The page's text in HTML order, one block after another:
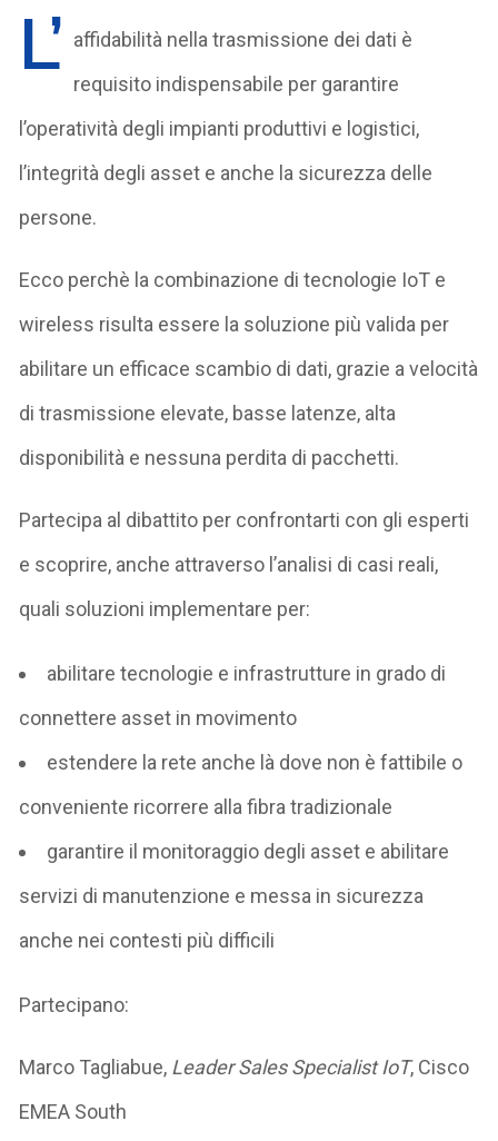
L’ affidabilità nellatrasmissione dei dati è
requisito indispensabile per garantire
l’operatività degli impianti produttivi e logistici,
l’integrità degli asset e anche la sicurezza delle
persone.
Ecco perchè la combinazione ditecnologie IoT e
wireless risulta essere la soluzione più valida per
abilitare un efficace scambio di dati, grazie avelocità
di trasmissione elevate, basse latenze, alta
disponibilità e nessuna perdita di pacchetti.
Partecipa al dibattito per confrontarti con gli esperti
e scoprire, anche attraverso l’analisi di casi reali,
quali soluzioni implementare per:
abilitare tecnologie e infrastrutture in grado di
connettere asset in movimento
estendere la rete anche là dove non è fattibile o
conveniente ricorrere alla fibra tradizionale
garantire il monitoraggio degli asset e abilitare
servizi di manutenzione e messa in sicurezza
anche nei contesti più difficili
Partecipano:
Marco Tagliabue, Leader Sales Specialist IoT, Cisco
EMEA South